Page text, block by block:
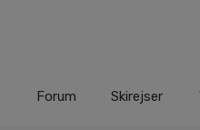
Forum Skirejser